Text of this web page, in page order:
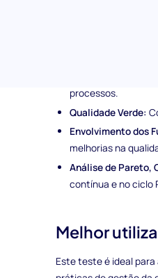
processos.
Qualidade Verde:
Envolvimento dos
melhorias na
Análise de Pareto,
contínua e no ciclo
Melhor
Este teste é ideal